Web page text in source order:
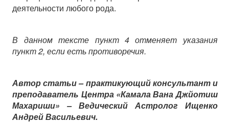
деятельности любого рода.
В данном тексте пункт 4 отменяет указания
пункт 2, если есть противоречия.
Автор статьи – практикующий консультант и
преподаватель Центра «Камала ВанаДжйотиш
Махариши» –Ведический Астролог Ищенко
Андрей Васильевич.